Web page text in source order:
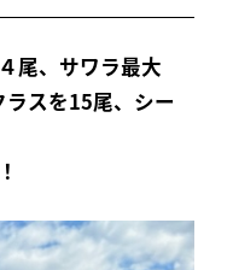
尾、サワラ最大
スを15尾、シー